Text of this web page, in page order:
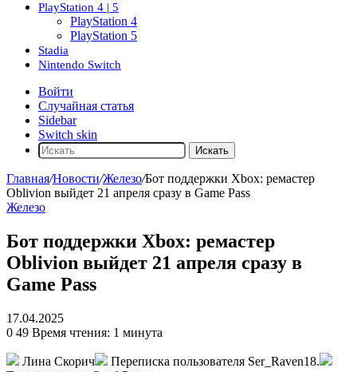
PlayStation 4 | 5
PlayStation 4
PlayStation 5
Stadia
Nintendo Switch
Войти
Случайная статья
Sidebar
Switch skin
Искать
Главная/Новости/Железо/Бот поддержки Xbox: ремастер
Oblivion выйдет 21 апреля сразу в Game Pass
Железо
Бот поддержки Xbox: ремастер
Oblivion выйдет 21 апреля сразу в
Game Pass
17.04.2025
0 49 Время чтения: 1 минута
Лина Скорич
Переписка пользователя Ser_Raven18.